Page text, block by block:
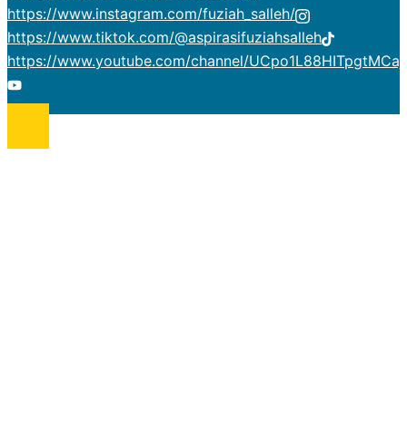
https://www.instagram.com/fuziah_salleh/
https://www.tiktok.com/@aspirasifuziahsalleh
https://www.youtube.com/channel/